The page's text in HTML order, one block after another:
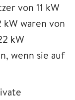
von 11 kW
waren von
kW
wenn sie auf